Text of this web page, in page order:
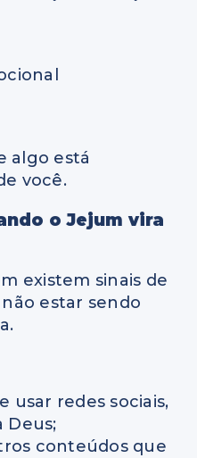
algo está
você.
o Jejum vira
existem sinais de
estar sendo
usar redes sociais,
Deus;
conteúdos que